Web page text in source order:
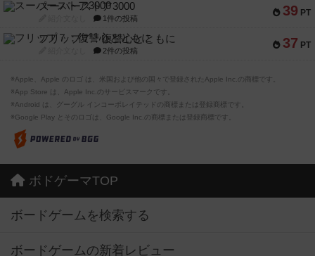
39 PT
スーパーストア3000
1件の投稿
37 PT
フリップ７：復讐心とともに
2件の投稿
※Apple、Apple のロゴ は、米国および他の国々で登録されたApple Inc.の商標です。
※App Store は、Apple Inc.のサービスマークです。
※Android は、グーグル インコーポレイテッドの商標または登録商標です。
※Google Play とそのロゴは、Google Inc.の商標または登録商標です。
ボドゲーマTOP
ボードゲームを検索する
ボードゲームの新着レビュー